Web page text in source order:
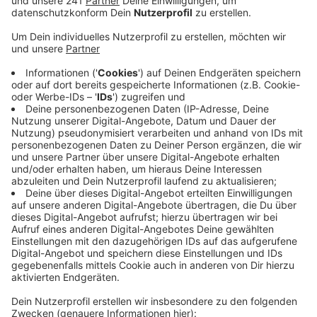
angestrebte Bürgerbegehren. Man versuche aber,
eine gemeinsame Lösung mit der Initiative zu
erreichen, hieß es von der SPD.
Veröffentlicht: Donnerstag, 13.08.2020 06:44
Anzeige
Die Bürgerinitiative kritisierte das Vorhaben der
Parteien - man sehe keine Notwendigkeit für eine
andere Fragestellung. Diese Entscheidung würde ihr
Bürgerbegehren untergraben, für das die Initiative
gerade Unterschriften sammelt. Sie will verhindern,
dass auf dem Gelände des Melbbads
Sozialwohnungen errichtet werden, weil sie fürchtet,
dass zukünftige Anwohner gegen den Schwimmbad-
Lärm klagen könnten. CM